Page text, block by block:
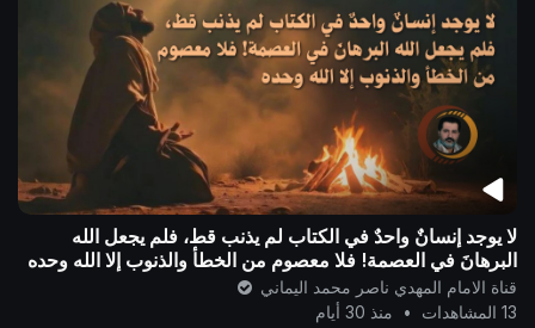
لا يوجد إنسانٌ واحدٌ في الكتاب لم يذنب قط، فلم يجعل الله
البرهانَ في العصمة! فلا معصوم من الخطأ والذنوب إلا الله وحده
..
قناة الامام المهدي ناصر محمد اليماني
13 المشاهدات
• منذ 30 أيام